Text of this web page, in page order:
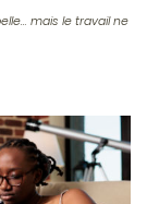
mais le travail ne